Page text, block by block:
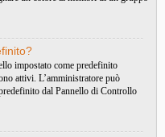
impostato come predefinito
attivi. L’amministratore può
dal Pannello di Controllo